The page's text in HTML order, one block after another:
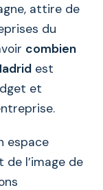
attire de
du
combien
est
et
espace
de l’image de